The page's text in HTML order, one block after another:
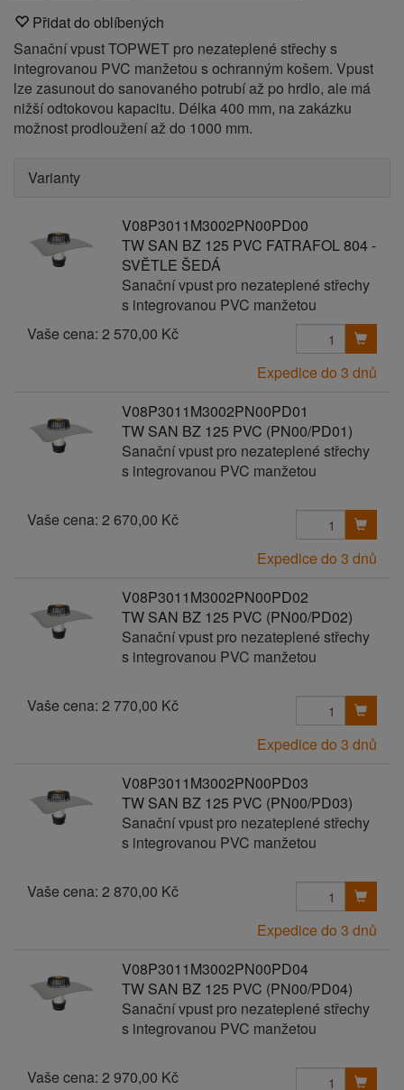
Přidat do oblíbených
Sanační vpust TOPWET pro nezateplené střechy s
integrovanou PVC manžetou s ochranným košem. Vpust
lze zasunout do sanovaného potrubí až po hrdlo, ale má
nižší odtokovou kapacitu. Délka 400 mm, na zakázku
možnost prodloužení až do 1000 mm.
Varianty
V08P3011M3002PN00PD00
TW SAN BZ 125 PVC FATRAFOL 804 -
SVĚTLE ŠEDÁ
Sanační vpust pro nezateplené střechy
s integrovanou PVC manžetou
Vaše cena: 2 570,00 Kč
Expedice do 3 dnů
V08P3011M3002PN00PD01
TW SAN BZ 125 PVC (PN00/PD01)
Sanační vpust pro nezateplené střechy
s integrovanou PVC manžetou
Vaše cena: 2 670,00 Kč
Expedice do 3 dnů
V08P3011M3002PN00PD02
TW SAN BZ 125 PVC (PN00/PD02)
Sanační vpust pro nezateplené střechy
s integrovanou PVC manžetou
Vaše cena: 2 770,00 Kč
Expedice do 3 dnů
V08P3011M3002PN00PD03
TW SAN BZ 125 PVC (PN00/PD03)
Sanační vpust pro nezateplené střechy
s integrovanou PVC manžetou
Vaše cena: 2 870,00 Kč
Expedice do 3 dnů
V08P3011M3002PN00PD04
TW SAN BZ 125 PVC (PN00/PD04)
Sanační vpust pro nezateplené střechy
s integrovanou PVC manžetou
Vaše cena: 2 970,00 Kč